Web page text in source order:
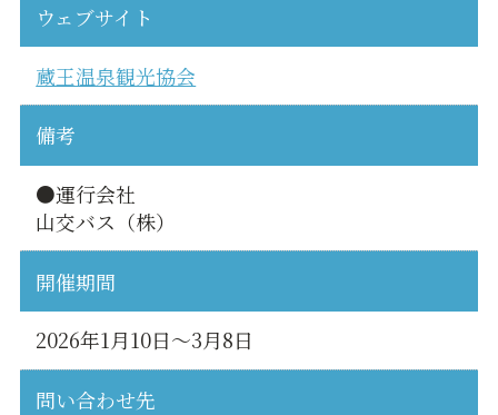
ウェブサイト
蔵王温泉観光協会
備考
●運行会社
山交バス（株）
開催期間
2026年1月10日～3月8日
問い合わせ先